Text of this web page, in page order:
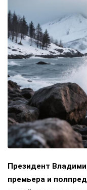
Президент
премьера и